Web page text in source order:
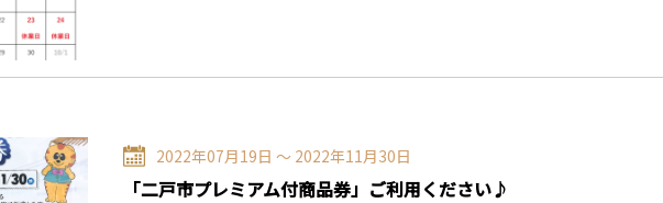
2022年07月19日 〜 2022年11月30日
「二戸市プレミアム付商品券」ご利用ください♪